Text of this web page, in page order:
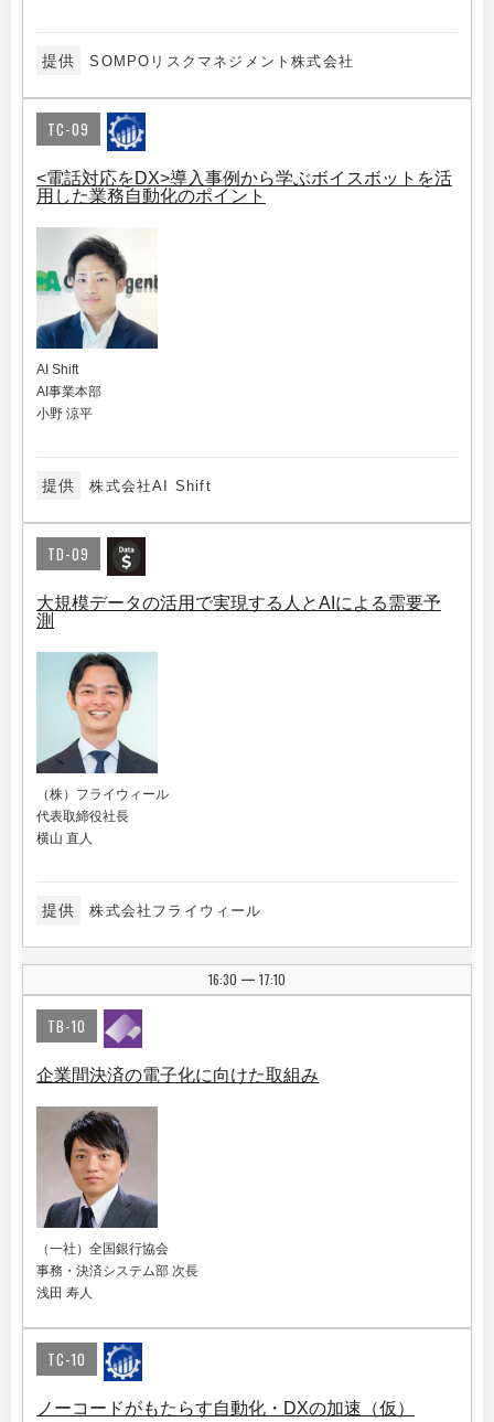
提供 SOMPOリスクマネジメント株式会社
TC-09
<電話対応をDX>導入事例から学ぶボイスボットを活
用した業務自動化のポイント
AI Shift
AI事業本部
小野 涼平
提供 株式会社AI Shift
TD-09
大規模データの活用で実現する人とAIによる需要予
測
（株）フライウィール
代表取締役社長
横山 直人
提供 株式会社フライウィール
16:30 | 17:10
TB-10
企業間決済の電子化に向けた取組み
（一社）全国銀行協会
事務・決済システム部 次長
浅田 寿人
TC-10
ノーコードがもたらす自動化・DXの加速（仮）